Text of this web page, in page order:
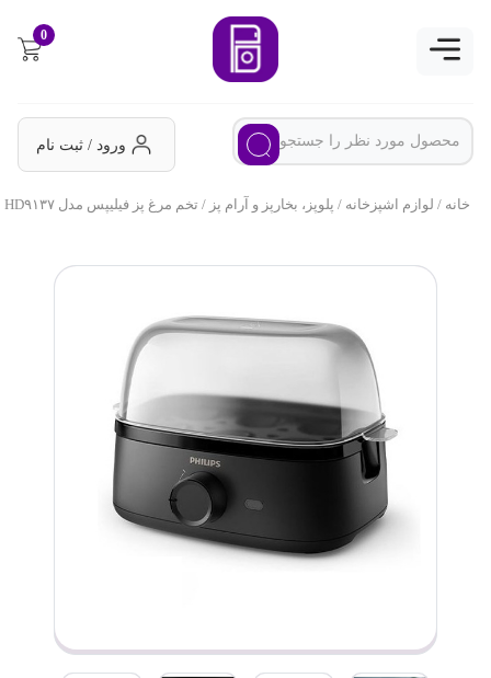
0
ورود / ثبت نام
خانه/ لوازم اشپزخانه/ پلوپز، بخارپز و آرام پز/ تخم مرغ پز فیلیپس مدل HD۹۱۳۷